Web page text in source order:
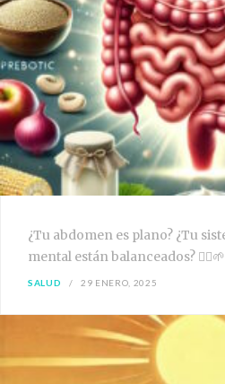
¿Tu abdomen es plano? ¿Tu
mental están balanceados? 🧘‍♀️🌱
SALUD 29 ENERO, 2025